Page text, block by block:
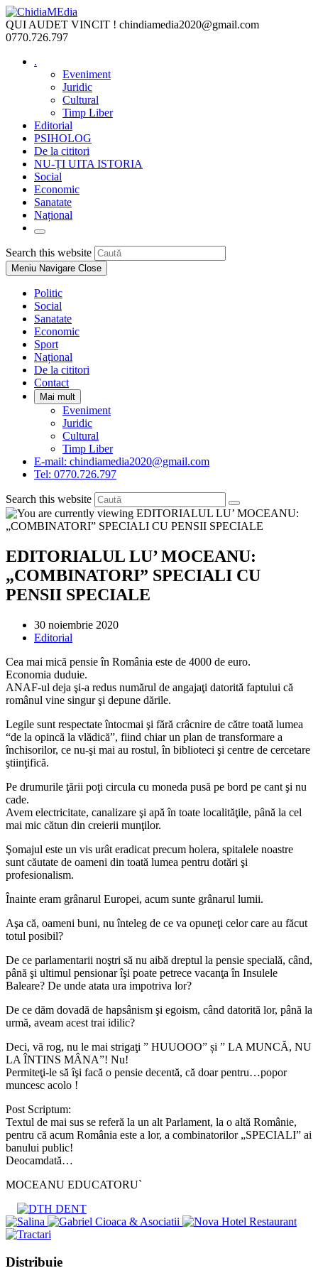
Skip
to
content
QUI AUDET VINCIT ! chindiamedia2020@gmail.com
0770.726.797
.
Eveniment
Juridic
Cultural
Timp Liber
Editorial
PSIHOLOG
De la cititori
NU-ȚI UITA ISTORIA
Social
Economic
Sanatate
Național
Toggle
website
search
Search this website
Escape
Meniu Navigare Close
Politic
Social
Sanatate
Economic
Sport
Național
De la cititori
Contact
Mai mult
Eveniment
Juridic
Cultural
Timp Liber
E-mail: chindiamedia2020@gmail.com
Tel: 0770.726.797
Search this website
EDITORIALUL LU’ MOCEANU:
„COMBINATORI” SPECIALI CU
PENSII SPECIALE
Post
published:
30 noiembrie 2020
Post
Editorial
Cea mai mică pensie în România este de 4000 de euro.
Economia duduie.
ANAF-ul deja şi-a redus numărul de angajaţi datorită faptului că
românul vine singur şi depune dările.
Legile sunt respectate întocmai şi fără crâcnire de către toată lumea
“de la opincă la vlădică”, fiind chiar un plan de transformare a
închisorilor, ce nu-şi mai au rostul, în biblioteci şi centre de cercetare
ştiinţifică.
Pe drumurile ţării poţi circula cu moneda pusă pe bord pe cant şi nu
cade.
Avem electricitate, canalizare şi apă în toate localităţile, până la cel
mai mic cătun din creierii munţilor.
Şomajul este un vis urât eradicat precum holera, spitalele noastre
sunt căutate de oameni din toată lumea pentru dotări şi
profesionalism.
Înainte eram grânarul Europei, acum sunte grânarul lumii.
Aşa că, oameni buni, nu înteleg de ce va opuneţi celor care au făcut
totul posibil?
De ce parlamentarii noştri să nu aibă dreptul la pensie specială, când,
până şi ultimul pensionar îşi poate petrece vacanţa în Insulele
Baleare? De unde atata ura impotriva lor?
De ce dăm dovadă de hapsânism şi egoism, când datorită lor, până la
urmă, aveam acest trai idilic?
Deci, vă rog, nu le mai strigaţi ” HUUOOO” și ” LA MUNCĂ, NU
LA ÎNTINS MÂNA”! Nu!
Permiteţi-le să îşi facă o pensie decentă, că doar pentru…popor
muncesc acolo !
Post Scriptum:
Textul de mai sus se referă la un alt Parlament, la o altă Românie,
pentru că acum România este a lor, a combinatorilor „SPECIALI” ai
banului public!
Deocamdată…
MOCEANU EDUCATORU`
DistribuieShare